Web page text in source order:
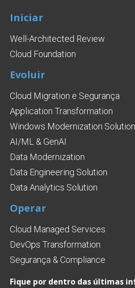
Iniciar
Well-Architected Review
Cloud Foundation
Evoluir
Cloud Migration e Segurança
Application Transformation
Windows Modernization
AI/ML & GenAI
Data Modernization
Data Engineering Solution
Data Analytics Solution
Operar
Cloud Managed Services
DevOps Transformation
Segurança & Compliance
Fique por dentro das últimas